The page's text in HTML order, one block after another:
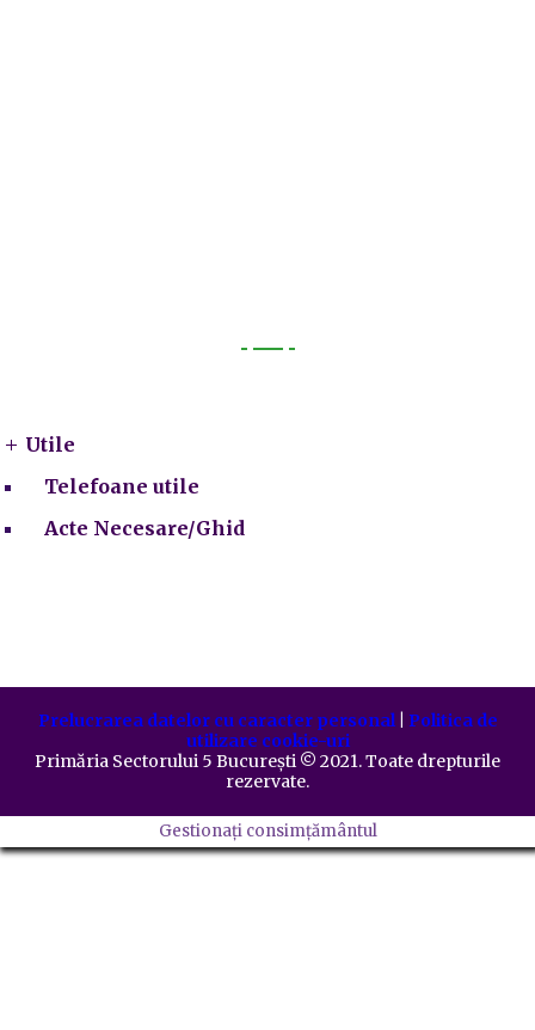
Utile
Telefoane utile
Acte Necesare/Ghid
Prelucrarea datelor cu caracter personal
Politica de
utilizare cookie-uri
Primăria Sectorului 5 București ©️ 2021. Toate drepturile
rezervate.
Gestionați consimțământul